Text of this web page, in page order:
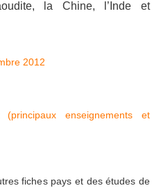
la Chine, l’Inde et
2012
enseignements et
fiches pays et des études de